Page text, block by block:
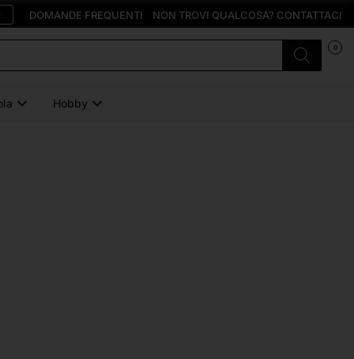
DOMANDE FREQUENTI NON TROVI QUALCOSA? CONTATTACI
0
Hobby